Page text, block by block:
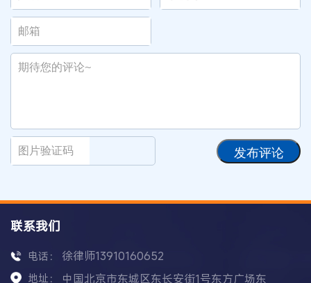
发布评论
联系我们
电话： 徐律师13910160652
地址： 中国北京市东城区东长安街1号东方广场东